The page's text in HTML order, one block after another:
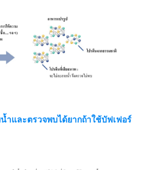
ำและตรวจพบได้ยากถ้าใช้บัฟเฟอร์